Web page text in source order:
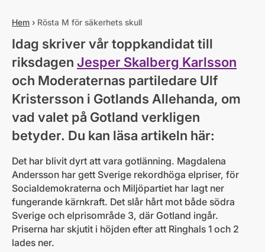
Hem › Rösta M för säkerhets skull
Idag skriver vår toppkandidat till
riksdagen Jesper Skalberg Karlsson
och Moderaternas partiledare Ulf
Kristersson i Gotlands Allehanda, om
vad valet på Gotland verkligen
betyder. Du kan läsa artikeln här:
Det har blivit dyrt att vara gotlänning. Magdalena
Andersson har gett Sverige rekordhöga elpriser, för
Socialdemokraterna och Miljöpartiet har lagt ner
fungerande kärnkraft. Det slår hårt mot både södra
Sverige och elprisområde 3, där Gotland ingår.
Priserna har skjutit i höjden efter att Ringhals 1 och 2
lades ner.